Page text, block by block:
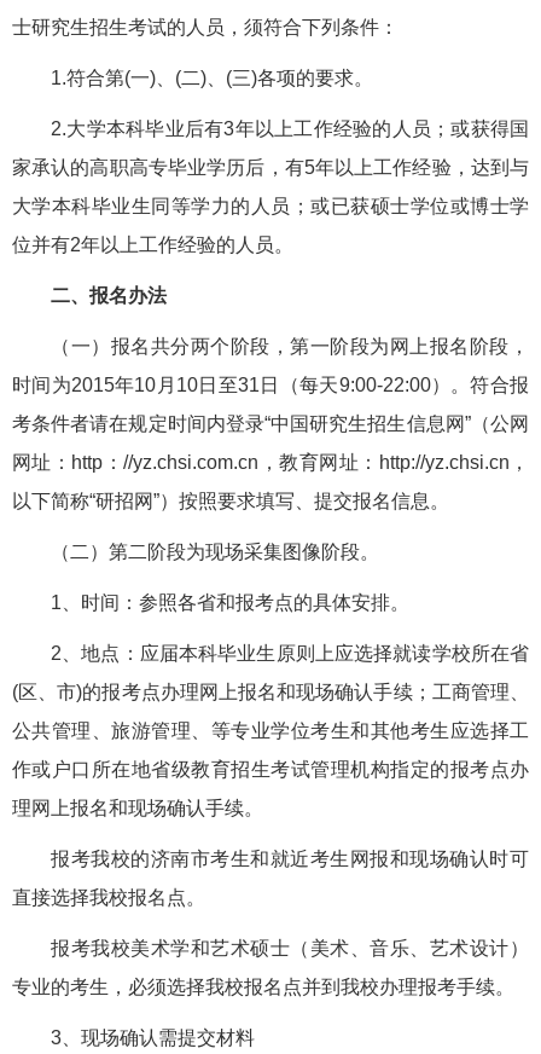
士研究生招生考试的人员，须符合下列条件：
1.符合第(一)、(二)、(三)各项的要求。
2.大学本科毕业后有3年以上工作经验的人员；或获得国
家承认的高职高专毕业学历后，有5年以上工作经验，达到与
大学本科毕业生同等学力的人员；或已获硕士学位或博士学
位并有2年以上工作经验的人员。
二、报名办法
（一）报名共分两个阶段，第一阶段为网上报名阶段，
时间为2015年10月10日至31日（每天9:00-22:00）。符合报
考条件者请在规定时间内登录“中国研究生招生信息网”（公网
网址：http：//yz.chsi.com.cn，教育网址：http://yz.chsi.cn，
以下简称“研招网”）按照要求填写、提交报名信息。
（二）第二阶段为现场采集图像阶段。
1、时间：参照各省和报考点的具体安排。
2、地点：应届本科毕业生原则上应选择就读学校所在省
(区、市)的报考点办理网上报名和现场确认手续；工商管理、
公共管理、旅游管理、等专业学位考生和其他考生应选择工
作或户口所在地省级教育招生考试管理机构指定的报考点办
理网上报名和现场确认手续。
报考我校的济南市考生和就近考生网报和现场确认时可
直接选择我校报名点。
报考我校美术学和艺术硕士（美术、音乐、艺术设计）
专业的考生，必须选择我校报名点并到我校办理报考手续。
3、现场确认需提交材料